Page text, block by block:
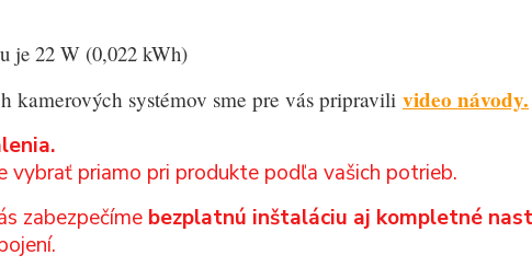
je 22 W (0,022 kWh)
kamerových systémov sme pre vás pripravili video návody.
vybrať priamo pri produkte podľa vašich potrieb.
zabezpečíme bezplatnú inštaláciu aj kompletné